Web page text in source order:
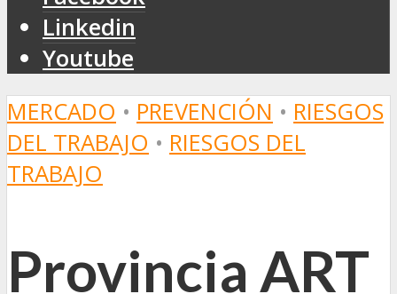
Linkedin
Youtube
MERCADO • PREVENCIÓN • RIESGOS
DEL TRABAJO • RIESGOS DEL
TRABAJO
Provincia ART